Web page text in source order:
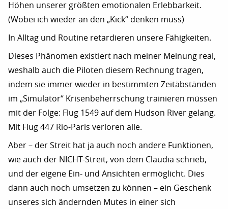
Höhen unserer größten emotionalen Erlebbarkeit.
(Wobei ich wieder an den „Kick“ denken muss)
In Alltag und Routine retardieren unsere Fähigkeiten.
Dieses Phänomen existiert nach meiner Meinung real,
weshalb auch die Piloten diesem Rechnung tragen,
indem sie immer wieder in bestimmten Zeitäbständen
im „Simulator“ Krisenbeherrschung trainieren müssen
mit der Folge: Flug 1549 auf dem Hudson River gelang.
Mit Flug 447 Rio-Paris verloren alle.
Aber – der Streit hat ja auch noch andere Funktionen,
wie auch der NICHT-Streit, von dem Claudia schrieb,
und der eigene Ein- und Ansichten ermöglicht. Dies
dann auch noch umsetzen zu können – ein Geschenk
unseres sich ändernden Mutes in einer sich